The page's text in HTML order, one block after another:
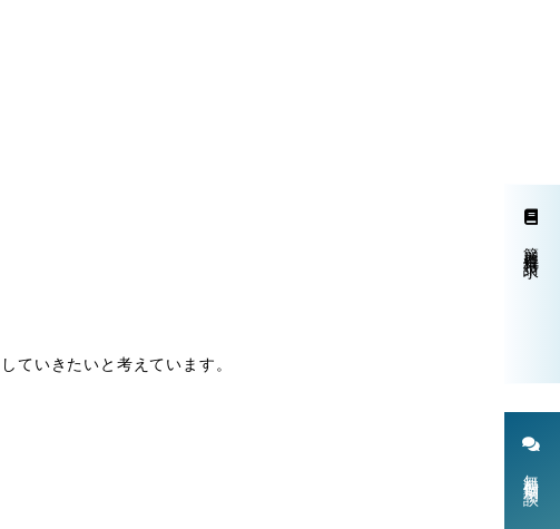
ていきたいと考えています。
簡単資料請求
無料個別相談